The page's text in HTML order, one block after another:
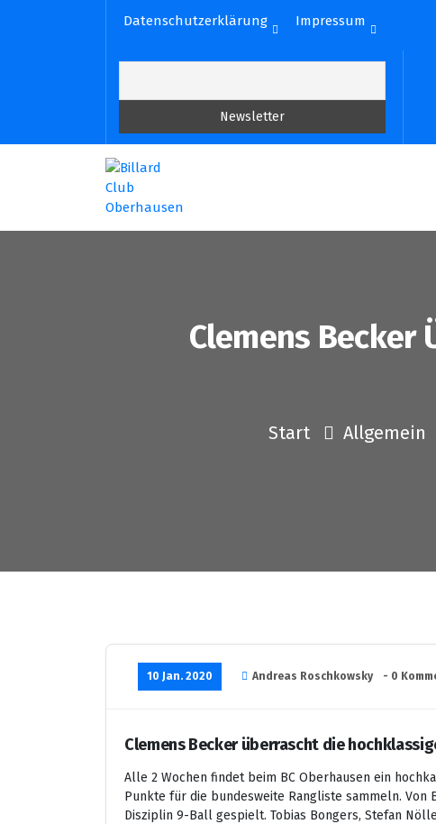
Datenschutzerklärung Impressum
Clemens Becker
Start Allgemein
10 Jan. 2020 Andreas Roschkowsky - 0
Clemens Becker überrascht die
Alle 2 Wochen findet beim BC Oberhausen ein
Punkte für die bundesweite Rangliste sammeln.
Disziplin 9-Ball gespielt. Tobias Bongers, Stefan